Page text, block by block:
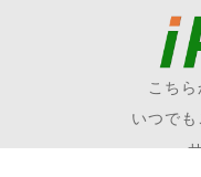
こち
いつで